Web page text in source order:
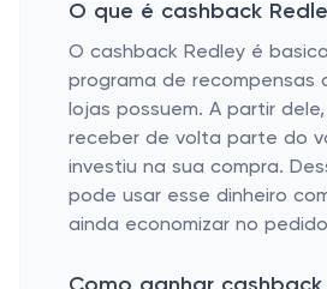
O que é cashback
O cashback Redley é
programa de recompensas
lojas possuem. A partir
receber de volta parte do
investiu na sua compra.
pode usar esse dinheiro
ainda economizar no